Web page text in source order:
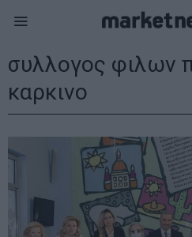
συλλογος φιλων
καρκινο